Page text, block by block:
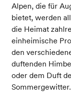
Alpen, die für
bietet, werden
die Heimat
einheimische
den
duftenden
oder dem Duft
Sommergewitter.